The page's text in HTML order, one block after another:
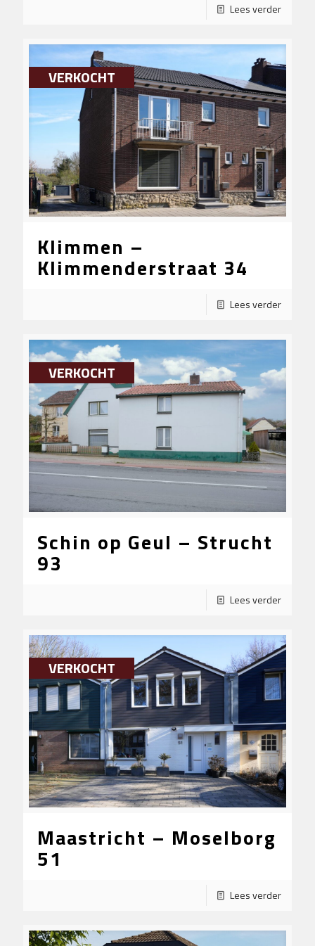
Lees verder
VERKOCHT
Klimmen –
Klimmenderstraat 34
Lees verder
VERKOCHT
Schin op Geul – Strucht
93
Lees verder
VERKOCHT
Maastricht – Moselborg
51
Lees verder